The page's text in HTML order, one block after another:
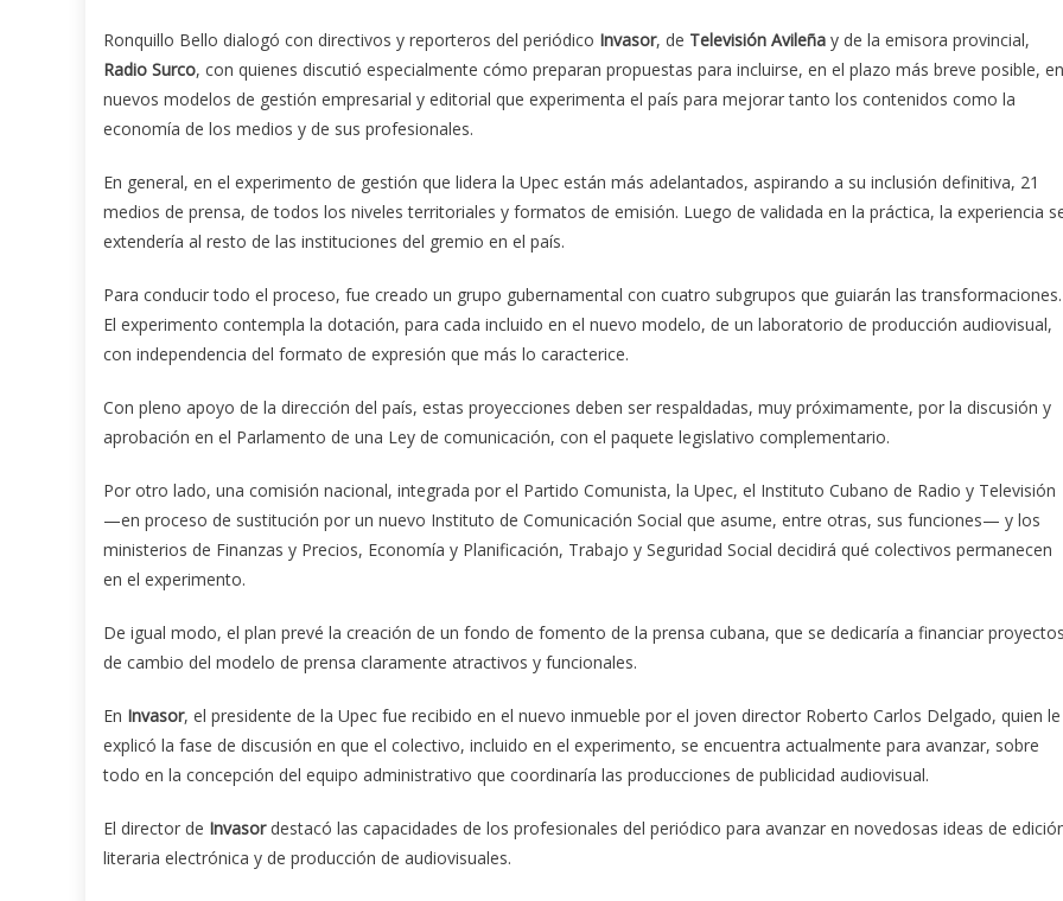
Ronquillo Bello dialogó con directivos y reporteros del periódico Invasor, de Televisión Avileña y de la emisora provincial,
Radio Surco, con quienes discutió especialmente cómo preparan propuestas para incluirse, en el plazo más breve posible, en
nuevos modelos de gestión empresarial y editorial que experimenta el país para mejorar tanto los contenidos como la
economía de los medios y de sus profesionales.
En general, en el experimento de gestión que lidera la Upec están más adelantados, aspirando a su inclusión definitiva, 21
medios de prensa, de todos los niveles territoriales y formatos de emisión. Luego de validada en la práctica, la experiencia
extendería al resto de las instituciones del gremio en el país.
Para conducir todo el proceso, fue creado un grupo gubernamental con cuatro subgrupos que guiarán las transformaciones.
El experimento contempla la dotación, para cada incluido en el nuevo modelo, de un laboratorio de producción audiovisual,
con independencia del formato de expresión que más lo caracterice.
Con pleno apoyo de la dirección del país, estas proyecciones deben ser respaldadas, muy próximamente, por la discusión y
aprobación en el Parlamento de una Ley de comunicación, con el paquete legislativo complementario.
Por otro lado, una comisión nacional, integrada por el Partido Comunista, la Upec, el Instituto Cubano de Radio y Televisión
—en proceso de sustitución por un nuevo Instituto de Comunicación Social que asume, entre otras, sus funciones— y los
ministerios de Finanzas y Precios, Economía y Planificación, Trabajo y Seguridad Social decidirá qué colectivos permanecen
en el experimento.
De igual modo, el plan prevé la creación de un fondo de fomento de la prensa cubana, que se dedicaría a financiar proyectos
de cambio del modelo de prensa claramente atractivos y funcionales.
En Invasor, el presidente de la Upec fue recibido en el nuevo inmueble por el joven director Roberto Carlos Delgado, quien le
explicó la fase de discusión en que el colectivo, incluido en el experimento, se encuentra actualmente para avanzar, sobre
todo en la concepción del equipo administrativo que coordinaría las producciones de publicidad audiovisual.
El director de Invasordestacó las capacidades de los profesionales del periódico para avanzar en novedosas ideas de
literaria electrónica y de producción de audiovisuales.